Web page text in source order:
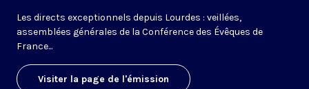
Les directs exceptionnels depuis Lourdes : veillées,
assemblées générales de la Conférence des Évêques de
France...
Visiter la page de l'émission